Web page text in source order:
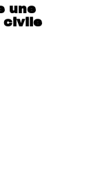
une
civile